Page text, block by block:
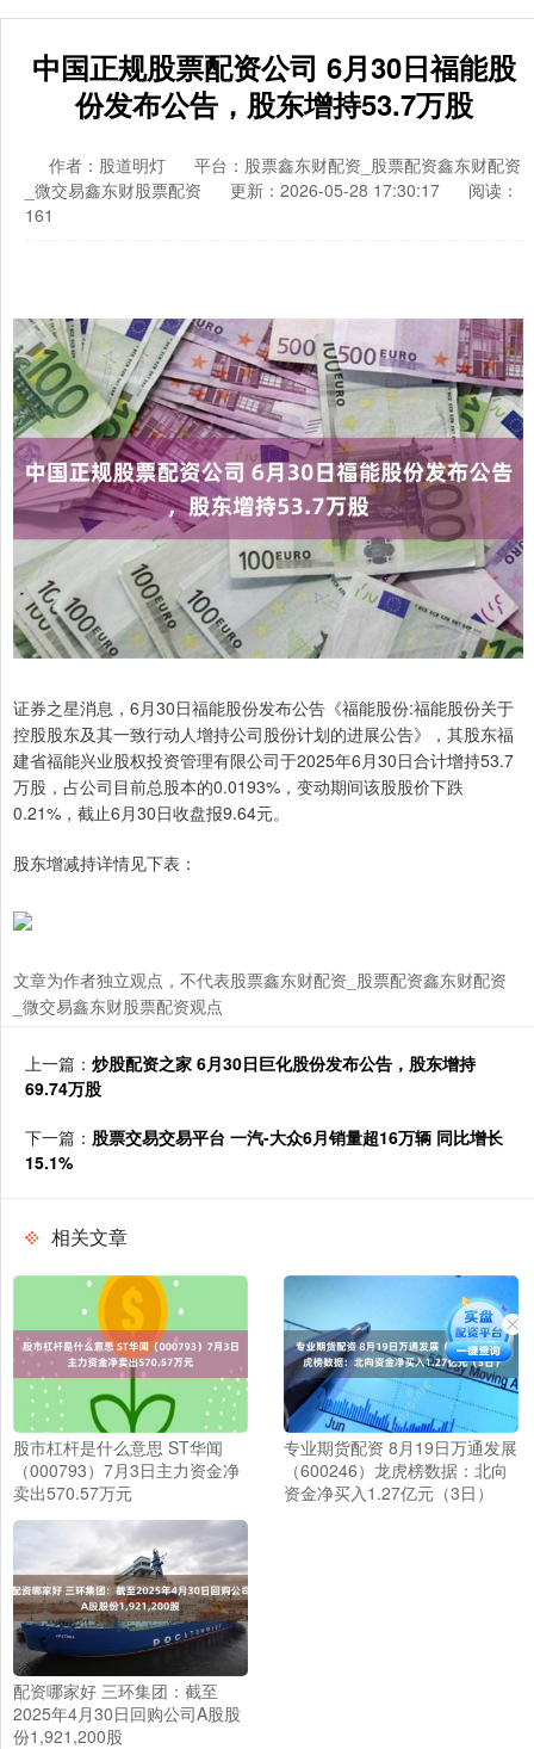
中国正规股票配资公司 6月30日福能股
份发布公告，股东增持53.7万股
作者：股道明灯
平台：股票鑫东财配资_股票配资鑫东财配资
_微交易鑫东财股票配资
更新：2026-05-28 17:30:17
阅读：
161
证券之星消息，6月30日福能股份发布公告《福能股份:福能股份关于
控股股东及其一致行动人增持公司股份计划的进展公告》，其股东福
建省福能兴业股权投资管理有限公司于2025年6月30日合计增持53.7
万股，占公司目前总股本的0.0193%，变动期间该股股价下跌
0.21%，截止6月30日收盘报9.64元。
股东增减持详情见下表：
文章为作者独立观点，不代表股票鑫东财配资_股票配资鑫东财配资
_微交易鑫东财股票配资观点
上一篇： 炒股配资之家 6月30日巨化股份发布公告，股东增持
69.74万股
下一篇： 股票交易交易平台 一汽-大众6月销量超16万辆 同比增长
15.1%
相关文章
股市杠杆是什么意思 ST华闻
（000793）7月3日主力资金净
卖出570.57万元
专业期货配资 8月19日万通发展
（600246）龙虎榜数据：北向
资金净买入1.27亿元（3日）
配资哪家好 三环集团：截至
2025年4月30日回购公司A股股
份1,921,200股